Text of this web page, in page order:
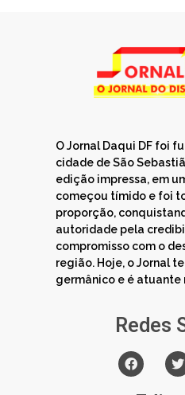
O Jornal Daqui DF foi
cidade de São
edição impressa, em
começou tímido e foi
proporção,
autoridade pela
compromisso com o
região. Hoje, o Jornal
germânico e é atuante
Redes